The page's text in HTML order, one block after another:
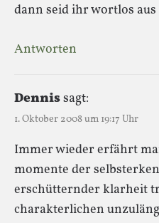
dann seid ihr wortlos
Antworten
Dennissagt:
1. Oktober 2008 um 19:17 Uhr
Immer wieder erfährt
momente der
erschütternder klarheit
charakterlichen